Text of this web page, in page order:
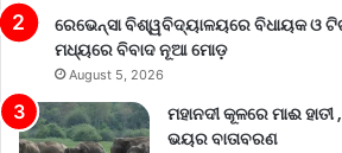
ରେଭେନ୍ସା ବିଶ୍ୱବିଦ୍ୟାଳୟରେ ବିଧାୟକ ଓ
ମଧ୍ୟରେ ବିବାଦ ନୂଆ ମୋଡ଼
August 5, 2026
ମହାନଦୀ କୂଳରେ ମାଈ
ଭୟର ବାତାବରଣ